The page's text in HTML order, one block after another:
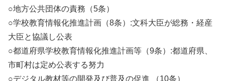
○地方公共団体の責務（5条）
○学校教育情報化推進計画（8条）:文科大臣が総務・経産
大臣と協議し公表
○都道府県学校教育情報化推進計画等（9条）:都道府県、
市町村は定め公表する努力
○デジタル教材等の開発及び普及の促進 （10条）